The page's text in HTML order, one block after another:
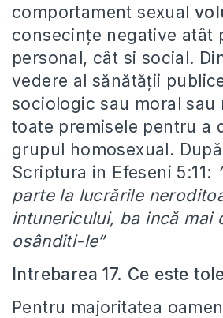
comportament sexual
consecințe negative atât
personal, cât si social.
vedere al sănătății
sociologic sau moral sau
toate premisele pentru a
grupul homosexual.
Scriptura in Efeseni 5:11:
parte la lucrările
intunericului, ba incă mai
osânditi-le”
Intrebarea 17. Ce este
Pentru majoritatea